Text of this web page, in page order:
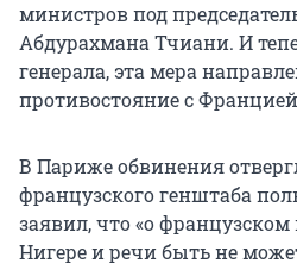
министров под
Абдурахмана Тчиани. И
генерала, эта мера
противостояние с
В Париже обвинения
французского генштаба
заявил, что «о
Нигере и речи быть не